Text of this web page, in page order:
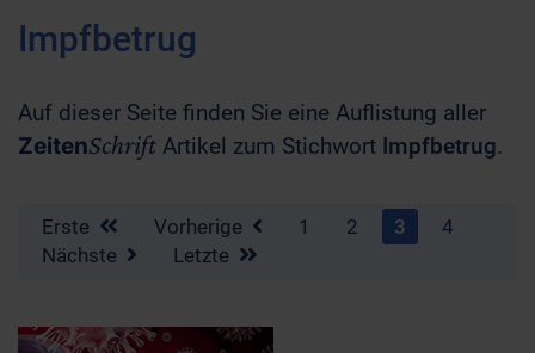
Impfbetrug
Auf dieser Seite finden Sie eine Auflistung aller
ZeitenSchrift Artikel zum Stichwort Impfbetrug.
Erste Vorherige 1 2 3
4
Nächste
Letzte